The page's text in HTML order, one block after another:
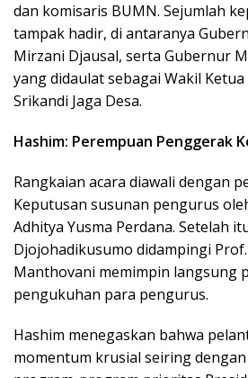
dan komisaris BUMN. Sejumlah
tampak hadir, di antaranya
Mirzani Djausal, serta Gubernur
yang didaulat sebagai Wakil
Srikandi Jaga Desa.
Hashim: Perempuan Penggerak
Rangkaian acara diawali dengan
Keputusan susunan pengurus
Adhitya Yusma Perdana. Setelah
Djojohadikusumo didampingi Prof.
Manthovani memimpin langsung
pengukuhan para pengurus.
Hashim menegaskan bahwa
momentum krusial seiring